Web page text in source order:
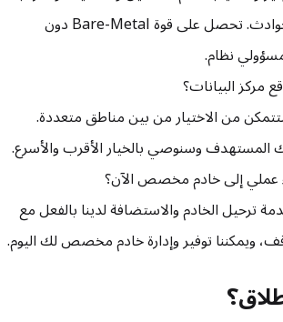
والاستجابة للحوادث. تحصل على قوة Bare-Metal دون
نظام.
مركز البيانات؟
من الاختيار من بين مناطق متعددة.
المستهدف وسنوصي بالخيار الأقرب والأسرع.
عملي إلى خادم مخصص الآن؟
ترحيل الخادم والاستضافة لدينا بالفعل مع
ويمكننا توفير وإدارة خادم مخصص لك اليوم.